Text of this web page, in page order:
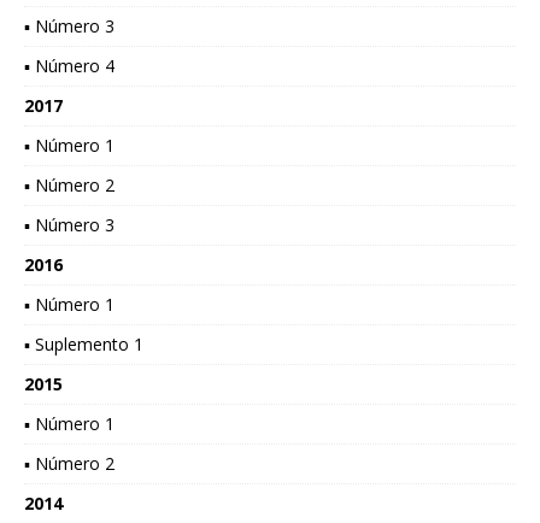
▪ Número 3
▪ Número 4
2017
▪ Número 1
▪ Número 2
▪ Número 3
2016
▪ Número 1
▪ Suplemento 1
2015
▪ Número 1
▪ Número 2
2014